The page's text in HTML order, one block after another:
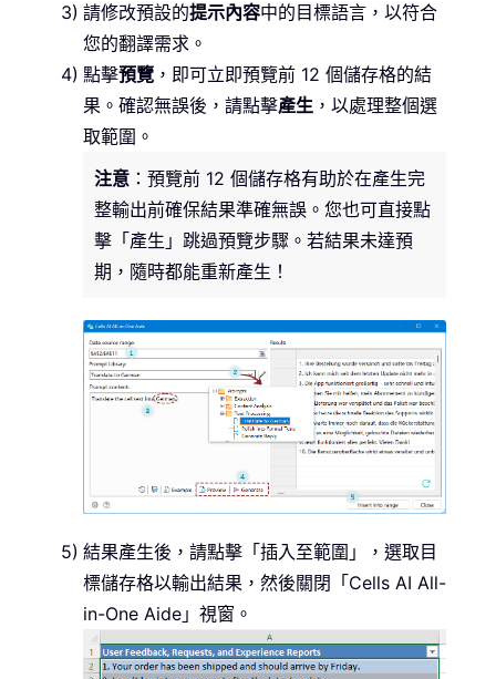
請修改預設的提示內容中的目標語言，以符合
您的翻譯需求。
點擊預覽 ，即可立即預覽前 12 個儲存格的結
果。確認無誤後，請點擊產生 ，以處理整個選
取範圍。
注意 ：預覽前 12 個儲存格有助於在產生完
整輸出前確保結果準確無誤。您也可直接點
擊「產生」跳過預覽步驟。若結果未達預
期，隨時都能重新產生！
結果產生後，請點擊「插入至範圍」，選取目
標儲存格以輸出結果，然後關閉「Cells AI All-
in-One Aide」視窗。